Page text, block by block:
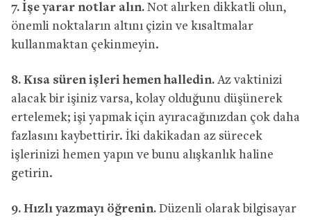
7. İşe yarar notlar alın. Not alırken dikkatli olun,
önemli noktaların altını çizin ve kısaltmalar
kullanmaktan çekinmeyin.
8. Kısa süren işleri hemen halledin. Az vaktinizi
alacak bir işiniz varsa, kolay olduğunu düşünerek
ertelemek; işi yapmak için ayıracağınızdan çok daha
fazlasını kaybettirir. İki dakikadan az sürecek
işlerinizi hemen yapın ve bunu alışkanlık haline
getirin.
9. Hızlı yazmayı öğrenin. Düzenli olarak bilgisayar